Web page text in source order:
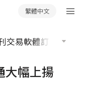
繁體中文
交易軟體訂單流
大幅上揚